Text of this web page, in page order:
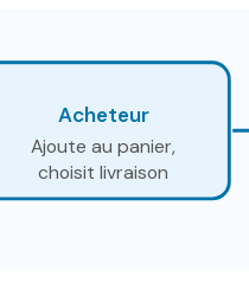
Acheteur
Ajoute au panier,
choisit livraison